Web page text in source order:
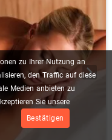
zu Ihrer Nutzung an
den Traffic auf diese
Medien anbieten zu
Sie unsere
Bestätigen